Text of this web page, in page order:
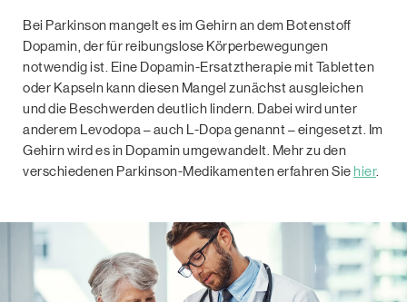
Bei Parkinson mangelt es im Gehirn an dem Botenstoﬀ
Dopamin, der für reibungslose Körperbewegungen
notwendig ist. Eine Dopamin-Ersatztherapie mit Tabletten
oder Kapseln kann diesen Mangel zunächst ausgleichen
und die Beschwerden deutlich lindern. Dabei wird unter
anderem Levodopa – auch L-Dopa genannt – eingesetzt. Im
Gehirn wird es in Dopamin umgewandelt. Mehr zu den
verschiedenen Parkinson-Medikamenten erfahren Siehier.